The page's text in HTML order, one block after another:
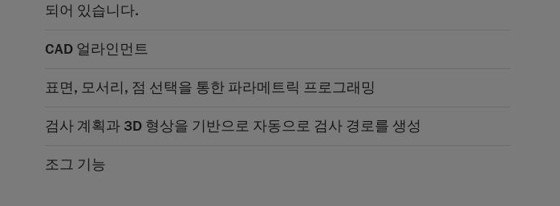
되어 있습니다.
CAD 얼라인먼트
표면, 모서리, 점 선택을 통한 파라메트릭 프로그래밍
검사 계획과 3D 형상을 기반으로 자동으로 검사 경로를 생성
조그 기능